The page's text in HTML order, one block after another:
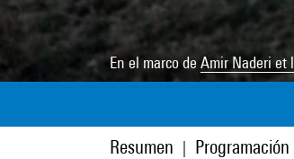
En el marco de Amir Naderi et
Resumen